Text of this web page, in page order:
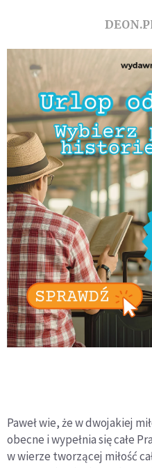
Paweł wie, że w dwojakiej
obecne i wypełnia się całe
w wierze tworzącej miłość